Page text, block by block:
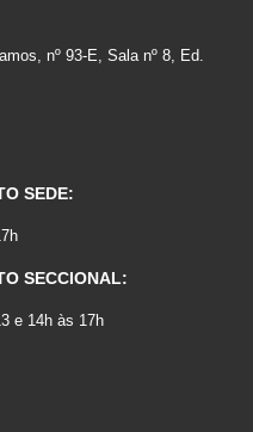
nº 93-E, Sala nº 8, Ed.
SEDE:
SECCIONAL:
e 14h às 17h